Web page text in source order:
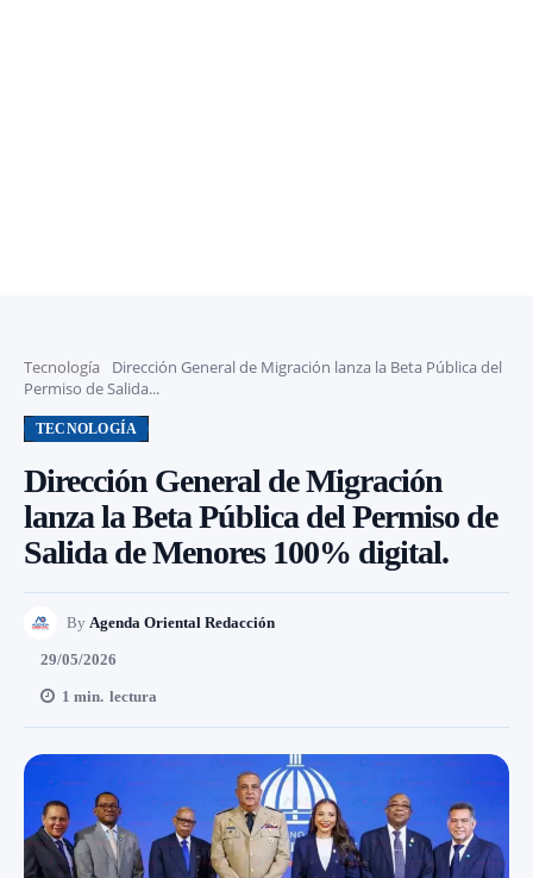
Tecnología
Dirección General de Migración lanza la Beta Pública del
Permiso de Salida...
TECNOLOGÍA
Dirección General de Migración
lanza la Beta Pública del Permiso de
Salida de Menores 100% digital.
By Agenda Oriental Redacción
29/05/2026
1 min. lectura